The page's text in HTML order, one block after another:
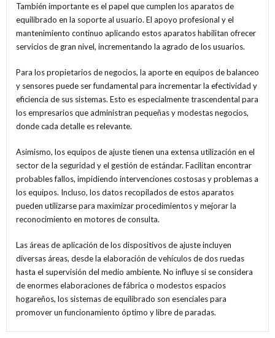
También importante es el papel que cumplen los aparatos de
equilibrado en la soporte al usuario. El apoyo profesional y el
mantenimiento continuo aplicando estos aparatos habilitan ofrecer
servicios de gran nivel, incrementando la agrado de los usuarios.
Para los propietarios de negocios, la aporte en equipos de balanceo
y sensores puede ser fundamental para incrementar la efectividad y
eficiencia de sus sistemas. Esto es especialmente trascendental para
los empresarios que administran pequeñas y modestas negocios,
donde cada detalle es relevante.
Asimismo, los equipos de ajuste tienen una extensa utilización en el
sector de la seguridad y el gestión de estándar. Facilitan encontrar
probables fallos, impidiendo intervenciones costosas y problemas a
los equipos. Incluso, los datos recopilados de estos aparatos
pueden utilizarse para maximizar procedimientos y mejorar la
reconocimiento en motores de consulta.
Las áreas de aplicación de los dispositivos de ajuste incluyen
diversas áreas, desde la elaboración de vehículos de dos ruedas
hasta el supervisión del medio ambiente. No influye si se considera
de enormes elaboraciones de fábrica o modestos espacios
hogareños, los sistemas de equilibrado son esenciales para
promover un funcionamiento óptimo y libre de paradas.